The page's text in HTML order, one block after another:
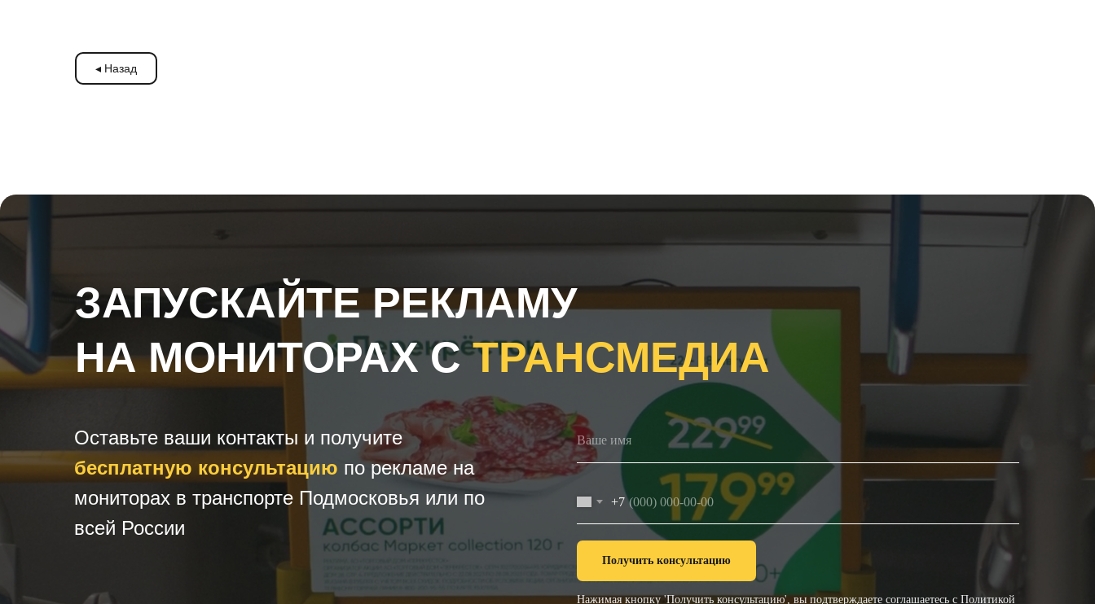
◂ Назад
ЗАПУСКАЙТЕ РЕКЛАМУ
НА МОНИТОРАХ СТРАНСМЕДИА
Оставьте ваши контакты и получите
бесплатную консультацию по рекламе на
мониторах в транспорте Подмосковья или по
всей России
+7
Получить консультацию
Нажимая кнопку 'Получить консультацию', вы подтверждаете соглашаетесь с Политикой